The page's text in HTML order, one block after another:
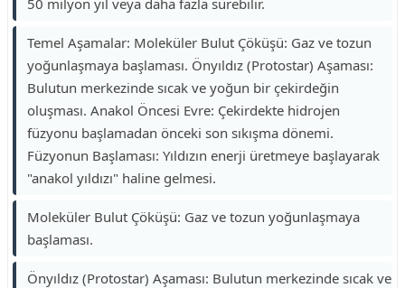
50 milyon yıl veya daha fazla sürebilir.
Temel Aşamalar: Moleküler Bulut Çöküşü: Gaz ve tozun
yoğunlaşmaya başlaması. Önyıldız (Protostar) Aşaması:
Bulutun merkezinde sıcak ve yoğun bir çekirdeğin
oluşması. Anakol Öncesi Evre: Çekirdekte hidrojen
füzyonu başlamadan önceki son sıkışma dönemi.
Füzyonun Başlaması: Yıldızın enerji üretmeye başlayarak
"anakol yıldızı" haline gelmesi.
Moleküler Bulut Çöküşü: Gaz ve tozun yoğunlaşmaya
başlaması.
Önyıldız (Protostar) Aşaması: Bulutun merkezinde sıcak ve